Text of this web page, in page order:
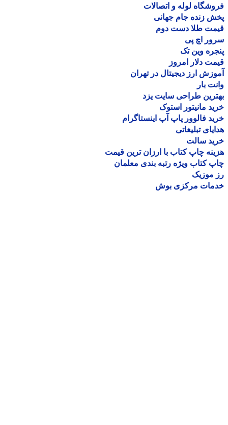
لوله و اتصالات
زنده جام جهانی
طلا دست دوم
اچ پی
وین تک
دلار امروز
ارز دیجیتال در تهران
بار
طراحی سایت یزد
مانیتور استوک
فالوور پاپ آپ اینستاگرام
تبلیغاتی
سالت
چاپ کتاب با ارزان ترین قیمت
کتاب ویژه رتبه بندی معلمان
موزیک
مرکزی بوش